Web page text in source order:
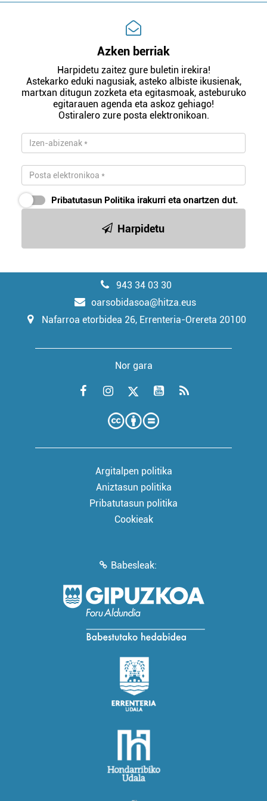
Azken berriak
Harpidetu zaitez gure buletin irekira!
Astekarko eduki nagusiak, asteko albiste ikusienak,
martxan ditugun zozketa eta egitasmoak, asteburuko
egitarauen agenda eta askoz gehiago!
Ostiralero zure posta elektronikoan.
Pribatutasun Politika irakurri eta onartzen dut.
Harpidetu
943 34 03 30
oarsobidasoa@hitza.eus
Nafarroa etorbidea 26, Errenteria-Orereta 20100
Nor gara
Argitalpen politika
Aniztasun politika
Pribatutasun politika
Cookieak
Babesleak: